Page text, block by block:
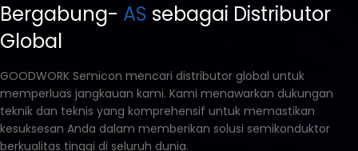
Bergabung- AS sebagai Distributor
Global
GOODWORK Semicon mencari distributor global untuk
memperluas jangkauan kami. Kami menawarkan dukungan
teknik dan teknis yang komprehensif untuk memastikan
kesuksesan Anda dalam memberikan solusi semikonduktor
berkualitas tinggi di seluruh dunia.